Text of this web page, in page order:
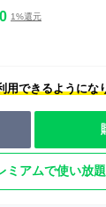
1%還元
用できるようにな
ミアムで使い放題